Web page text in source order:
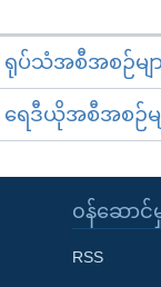
ရုပ်သံအစီအစဉ်မျာ
ရေဒီယိုအစီအစဉ်မျ
၀န်ဆောင်မှု
RSS